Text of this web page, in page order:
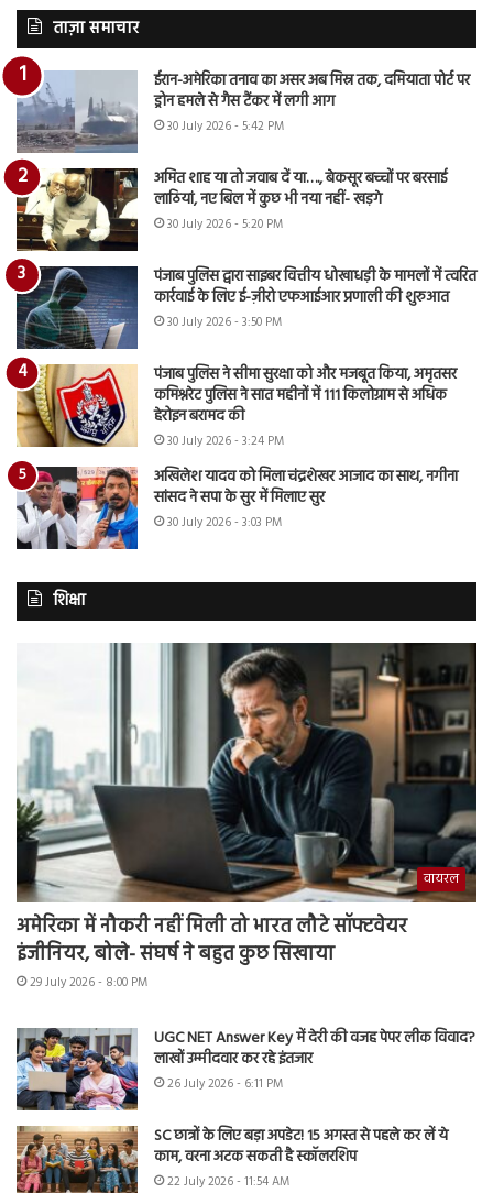
ताज़ा समाचार
ईरान-अमेरिका तनाव का असर अब मिस्र तक, दमियाता पोर्ट पर
ड्रोन हमले से गैस टैंकर में लगी आग
30 July 2026 - 5:42 PM
अमित शाह या तो जवाब दें या…., बेकसूर बच्चों पर बरसाई
लाठियां, नए बिल में कुछ भी नया नहीं- खड़गे
30 July 2026 - 5:20 PM
पंजाब पुलिस द्वारा साइबर वित्तीय धोखाधड़ी के मामलों में त्वरित
कार्रवाई के लिए ई-ज़ीरो एफआईआर प्रणाली की शुरुआत
30 July 2026 - 3:50 PM
पंजाब पुलिस ने सीमा सुरक्षा को और मजबूत किया, अमृतसर
कमिश्नरेट पुलिस ने सात महीनों में 111 किलोग्राम से अधिक
हेरोइन बरामद की
30 July 2026 - 3:24 PM
अखिलेश यादव को मिला चंद्रशेखर आजाद का साथ, नगीना
सांसद ने सपा के सुर में मिलाए सुर
30 July 2026 - 3:03 PM
शिक्षा
वायरल
अमेरिका में नौकरी नहीं मिली तो भारत लौटे सॉफ्टवेयर
इंजीनियर, बोले- संघर्ष ने बहुत कुछ सिखाया
29 July 2026 - 8:00 PM
UGC NET Answer Key में देरी की वजह पेपर लीक विवाद?
लाखों उम्मीदवार कर रहे इंतजार
26 July 2026 - 6:11 PM
SC छात्रों के लिए बड़ा अपडेट! 15 अगस्त से पहले कर लें ये
काम, वरना अटक सकती है स्कॉलरशिप
22 July 2026 - 11:54 AM